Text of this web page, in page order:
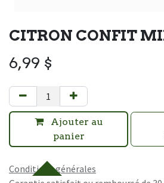
CITRON CONFIT
6,99 $
Ajouter au
panier
Conditions générales